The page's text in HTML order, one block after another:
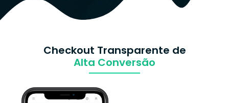
Checkout Transparente de
Alta Conversão